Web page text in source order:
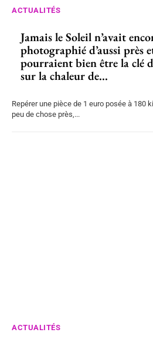
ACTUALITÉS
Jamais le Soleil n’avait
photographié d’aussi près
pourraient bien être la clé
sur la chaleur de...
Repérer une pièce de 1 euro posée à 180
peu de chose près,...
ACTUALITÉS